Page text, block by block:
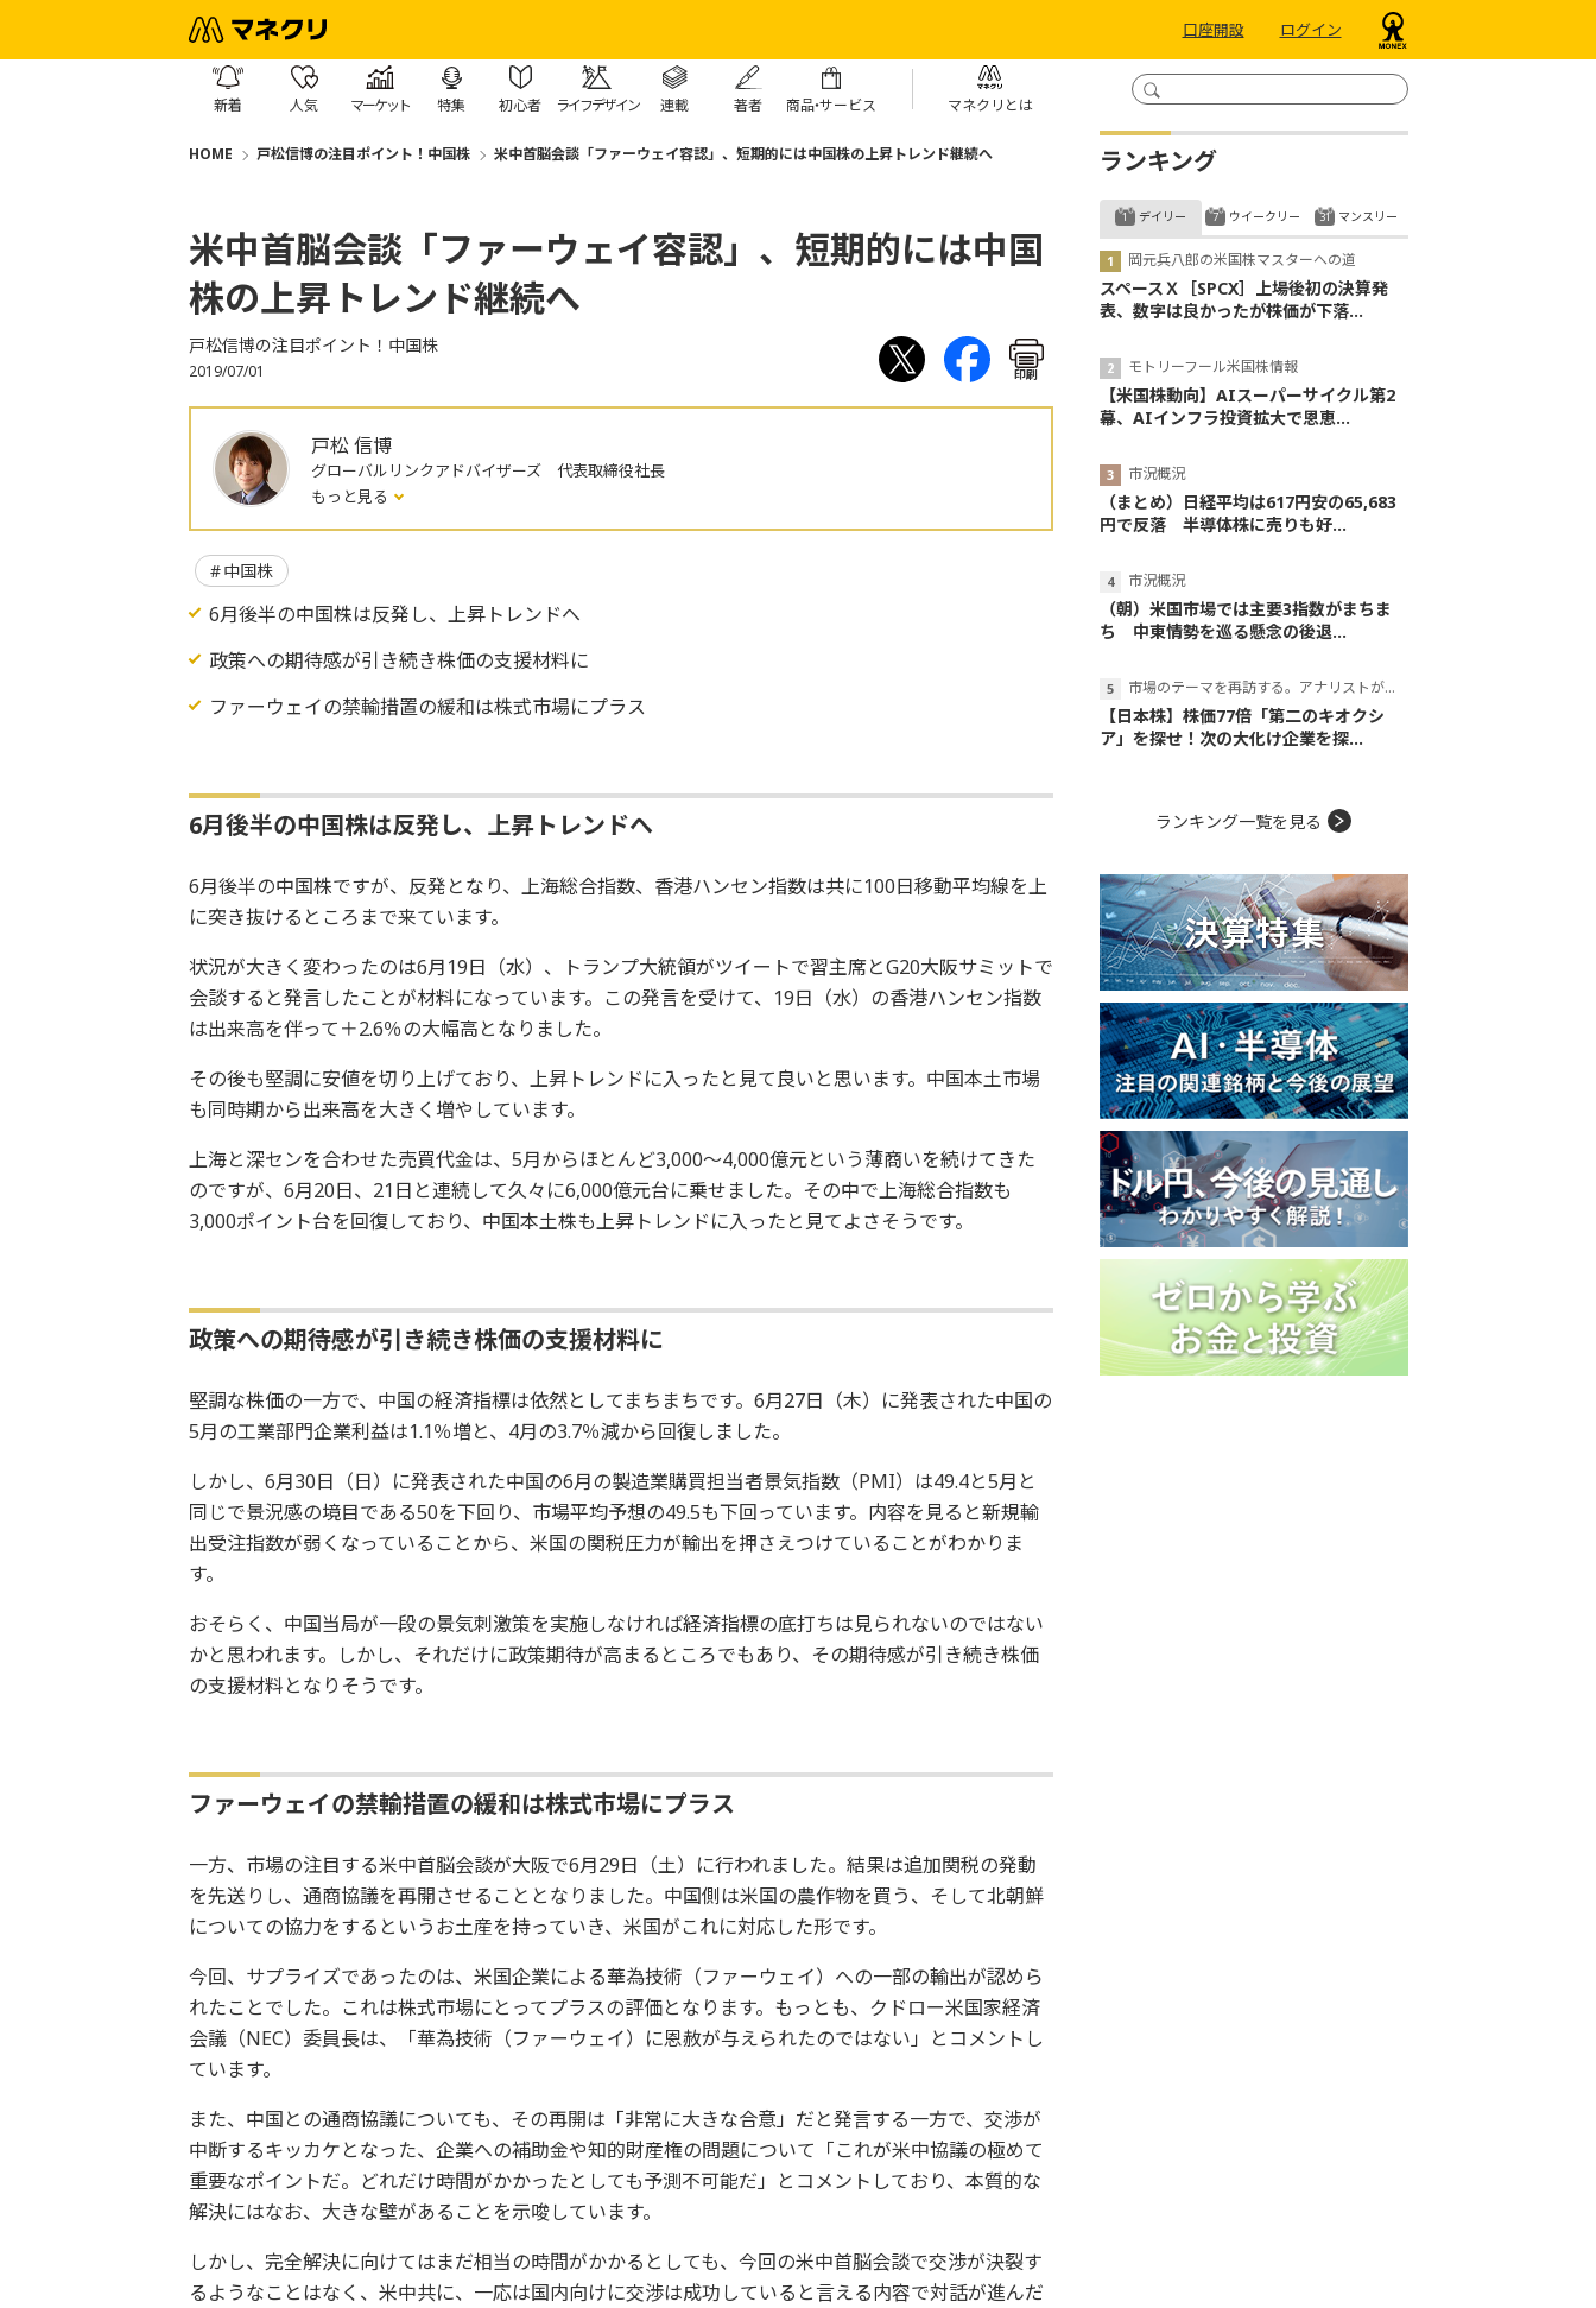
口座開設 ログイン
新着 人気 マーケット 特集 初心者 ライフデザイン 連載 著者 商品・サービス マネクリとは
HOME 戸松信博の注目ポイント！中国株 米中首脳会談「ファーウェイ容認」、短期的には中国株の上昇トレンド継続へ
米中首脳会談「ファーウェイ容認」、短期的には中国
株の上昇トレンド継続へ
戸松信博の注目ポイント！中国株
2019/07/01 印刷
戸松 信博
グローバルリンクアドバイザーズ 代表取締役社長
もっと見る
中国株
6月後半の中国株は反発し、上昇トレンドへ
政策への期待感が引き続き株価の支援材料に
ファーウェイの禁輸措置の緩和は株式市場にプラス
6月後半の中国株は反発し、上昇トレンドへ
6月後半の中国株ですが、反発となり、上海総合指数、香港ハンセン指数は共に100日移動平均線を上
に突き抜けるところまで来ています。
状況が大きく変わったのは6月19日（水）、トランプ大統領がツイートで習主席とG20大阪サミットで
会談すると発言したことが材料になっています。この発言を受けて、19日（水）の香港ハンセン指数
は出来高を伴って＋2.6％の大幅高となりました。
その後も堅調に安値を切り上げており、上昇トレンドに入ったと見て良いと思います。中国本土市場
も同時期から出来高を大きく増やしています。
上海と深センを合わせた売買代金は、5月からほとんど3,000～4,000億元という薄商いを続けてきた
のですが、6月20日、21日と連続して久々に6,000億元台に乗せました。その中で上海総合指数も
3,000ポイント台を回復しており、中国本土株も上昇トレンドに入ったと見てよさそうです。
政策への期待感が引き続き株価の支援材料に
堅調な株価の一方で、中国の経済指標は依然としてまちまちです。6月27日（木）に発表された中国の
5月の工業部門企業利益は1.1％増と、4月の3.7％減から回復しました。
しかし、6月30日（日）に発表された中国の6月の製造業購買担当者景気指数（PMI）は49.4と5月と
同じで景況感の境目である50を下回り、市場平均予想の49.5も下回っています。内容を見ると新規輸
出受注指数が弱くなっていることから、米国の関税圧力が輸出を押さえつけていることがわかりま
す。
おそらく、中国当局が一段の景気刺激策を実施しなければ経済指標の底打ちは見られないのではない
かと思われます。しかし、それだけに政策期待が高まるところでもあり、その期待感が引き続き株価
の支援材料となりそうです。
ファーウェイの禁輸措置の緩和は株式市場にプラス
一方、市場の注目する米中首脳会談が大阪で6月29日（土）に行われました。結果は追加関税の発動
を先送りし、通商協議を再開させることとなりました。中国側は米国の農作物を買う、そして北朝鮮
についての協力をするというお土産を持っていき、米国がこれに対応した形です。
今回、サプライズであったのは、米国企業による華為技術（ファーウェイ）への一部の輸出が認めら
れたことでした。これは株式市場にとってプラスの評価となります。もっとも、クドロー米国家経済
会議（NEC）委員長は、「華為技術（ファーウェイ）に恩赦が与えられたのではない」とコメントし
ています。
また、中国との通商協議についても、その再開は「非常に大きな合意」だと発言する一方で、交渉が
中断するキッカケとなった、企業への補助金や知的財産権の問題について「これが米中協議の極めて
重要なポイントだ。どれだけ時間がかかったとしても予測不可能だ」とコメントしており、本質的な
解決にはなお、大きな壁があることを示唆しています。
しかし、完全解決に向けてはまだ相当の時間がかかるとしても、今回の米中首脳会談で交渉が決裂す
るようなことはなく、米中共に、一応は国内向けに交渉は成功していると言える内容で対話が進んだ
ランキング
デイリー
岡元兵八郎の米国株マスターへの道
スペースＸ［SPCX］上場後初の決算発
表、数字は良かったが株価が下落...
モトリーフール米国株情報
【米国株動向】AIスーパーサイクル第2
幕、AIインフラ投資拡大で恩恵...
市況概況
（まとめ）日経平均は617円安の65,683
円で反落 半導体株に売りも好...
市況概況
（朝）米国市場では主要3指数がまちま
ち 中東情勢を巡る懸念の後退...
市場のテーマを再訪する。アナリストが読み解くテーマの本質
【日本株】株価77倍「第二のキオクシ
ア」を探せ！次の大化け企業を探...
ウイークリー マンスリー
ランキング一覧を見る